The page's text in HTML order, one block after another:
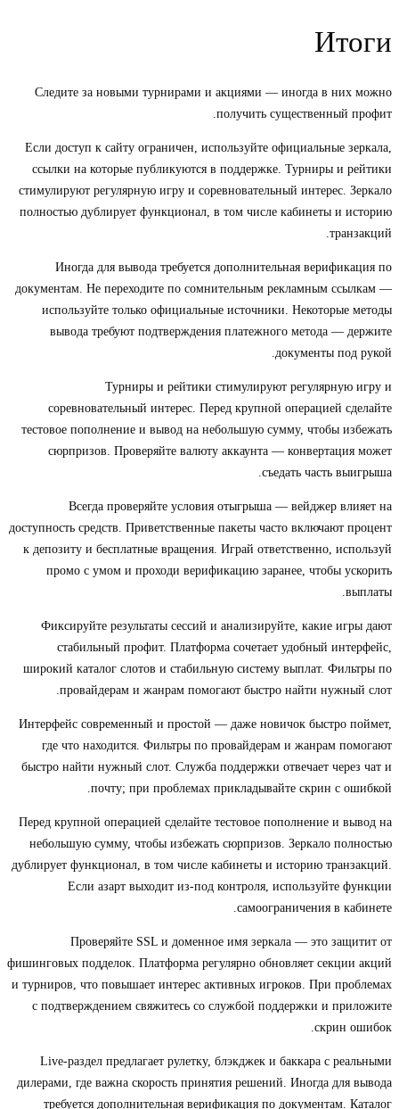
Итоги
Следите за новыми турнирами и акциями — иногда в них можно
получить существенный профит.
Если доступ к сайту ограничен, используйте официальные зеркала,
ссылки на которые публикуются в поддержке. Турниры и рейтики
стимулируют регулярную игру и соревновательный интерес. Зеркало
полностью дублирует функционал, в том числе кабинеты и историю
транзакций.
Иногда для вывода требуется дополнительная верификация по
документам. Не переходите по сомнительным рекламным ссылкам —
используйте только официальные источники. Некоторые методы
вывода требуют подтверждения платежного метода — держите
документы под рукой.
Турниры и рейтики стимулируют регулярную игру и
соревновательный интерес. Перед крупной операцией сделайте
тестовое пополнение и вывод на небольшую сумму, чтобы избежать
сюрпризов. Проверяйте валюту аккаунта — конвертация может
съедать часть выигрыша.
Всегда проверяйте условия отыгрыша — вейджер влияет на
доступность средств. Приветственные пакеты часто включают процент
к депозиту и бесплатные вращения. Играй ответственно, используй
промо с умом и проходи верификацию заранее, чтобы ускорить
выплаты.
Фиксируйте результаты сессий и анализируйте, какие игры дают
стабильный профит. Платформа сочетает удобный интерфейс,
широкий каталог слотов и стабильную систему выплат. Фильтры по
провайдерам и жанрам помогают быстро найти нужный слот.
Интерфейс современный и простой — даже новичок быстро поймет,
где что находится. Фильтры по провайдерам и жанрам помогают
быстро найти нужный слот. Служба поддержки отвечает через чат и
почту; при проблемах прикладывайте скрин с ошибкой.
Перед крупной операцией сделайте тестовое пополнение и вывод на
небольшую сумму, чтобы избежать сюрпризов. Зеркало полностью
дублирует функционал, в том числе кабинеты и историю транзакций.
Если азарт выходит из-под контроля, используйте функции
самоограничения в кабинете.
Проверяйте SSL и доменное имя зеркала — это защитит от
фишинговых подделок. Платформа регулярно обновляет секции акций
и турниров, что повышает интерес активных игроков. При проблемах
с подтверждением свяжитесь со службой поддержки и приложите
скрин ошибок.
Live-раздел предлагает рулетку, блэкджек и баккара с реальными
дилерами, где важна скорость принятия решений. Иногда для вывода
требуется дополнительная верификация по документам. Каталог